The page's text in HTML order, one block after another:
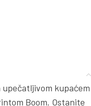
kupaćem
Boom. Ostanite